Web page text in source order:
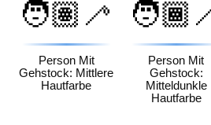
🧑🏽‍🦯
Person Mit
Gehstock: Mittlere
Hautfarbe
Person Mit
Gehstock:
Mitteldunkle
Hautfarbe